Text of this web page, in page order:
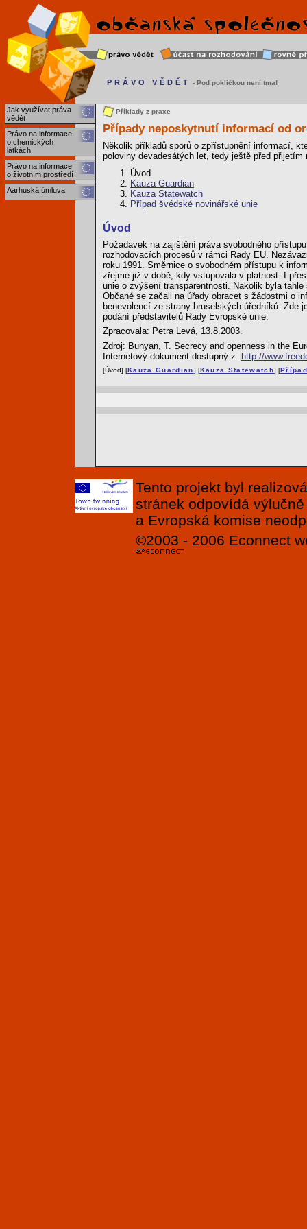
Jak využívat práva
vědět
Právo na informace
o chemických
látkách
Právo na informace
o životním prostředí
Aarhuská úmluva
PRÁVO VĚDĚT - Pod pokličkou není tma!
Příklady z praxe
Případy neposkytnutí informací od
Několik příkladů sporů o zpřístupnění informací,
poloviny devadesátých let, tedy ještě před přijetím
Úvod
Kauza Guardian
Kauza Statewatch
Případ švédské novinářské unie
Úvod
Požadavek na zajištění práva svobodného
rozhodovacích procesů v rámci Rady EU.
roku 1991. Směrnice o svobodném přístupu k
zřejmé již v době, kdy vstupovala v platnost. I
unie o zvýšení transparentnosti. Nakolik byla
Občané se začali na úřady obracet s žádostmi o
benevolencí ze strany bruselských úředníků. Zde
podání představitelů Rady Evropské unie.
Zpracovala: Petra Levá, 13.8.2003.
Zdroj: Bunyan, T. Secrecy and openness in the
Internetový dokument dostupný z: http://
[Úvod] [Kauza Guardian] [Kauza Statewatch] [
Tento projekt byl
stránek odpovídá
a Evropská komise
©2003 - 2006 Econnect